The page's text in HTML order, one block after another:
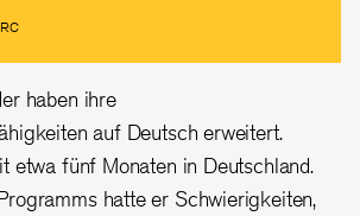
haben ihre
auf Deutsch erweitert.
etwa fünf Monaten in Deutschland.
hatte er Schwierigkeiten,